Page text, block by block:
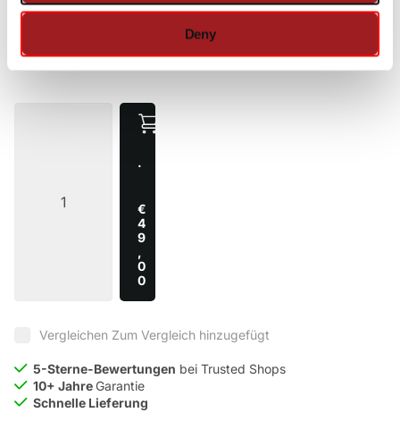
Deny
auf LagerHeute versandt
·
€
4
9
,
0
0
Vergleichen Zum Vergleich hinzugefügt
5-Sterne-Bewertungen bei Trusted Shops
10+ JahreGarantie
Schnelle Lieferung